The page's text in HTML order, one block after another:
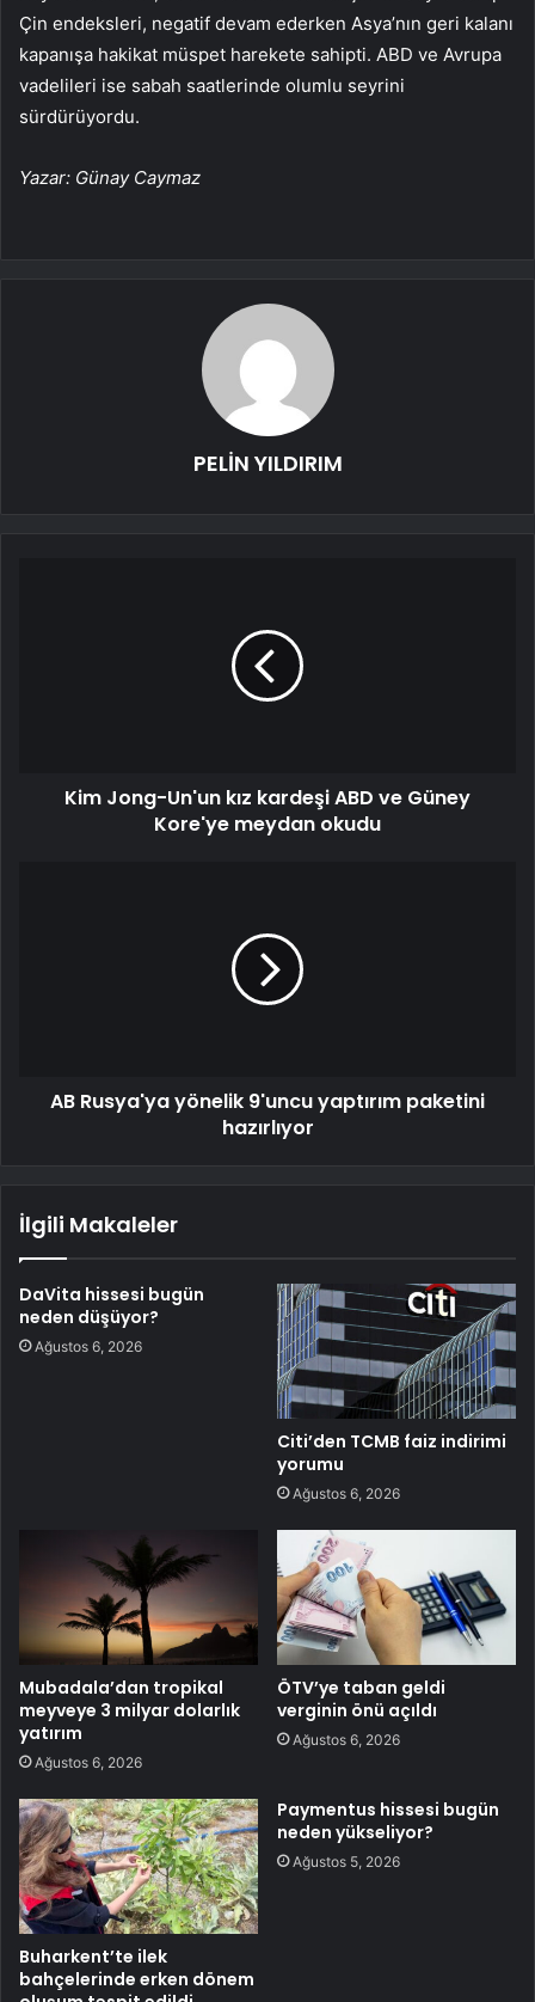
Çin endeksleri, negatif devam ederken Asya’nın geri kalanı
kapanışa hakikat müspet harekete sahipti. ABD ve Avrupa
vadelileri ise sabah saatlerinde olumlu seyrini
sürdürüyordu.
Yazar: Günay Caymaz
PELİN YILDIRIM
Kim Jong-Un'un kız kardeşi ABD ve Güney
Kore'ye meydan okudu
AB Rusya'ya yönelik 9'uncu yaptırım paketini
hazırlıyor
İlgili Makaleler
DaVita hissesi bugün
neden düşüyor?
Ağustos 6, 2026
Citi’den TCMB faiz indirimi
yorumu
Ağustos 6, 2026
Mubadala’dan tropikal
meyveye 3 milyar dolarlık
yatırım
Ağustos 6, 2026
ÖTV’ye taban geldi
verginin önü açıldı
Ağustos 6, 2026
Buharkent’te ilek
bahçelerinde erken dönem
Paymentus hissesi bugün
neden yükseliyor?
Ağustos 5, 2026